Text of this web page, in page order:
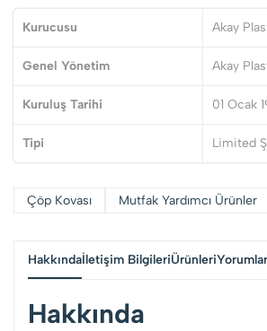
Kurucusu Akay
Genel Yönetim Akay
Kuruluş Tarihi 01 Ocak
Tipi Limited
Çöp Kovası Mutfak Yardımcı Ürünler
Hakkındaİletişim BilgileriÜrünleri
Hakkında